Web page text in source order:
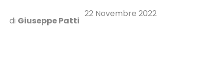
di Giuseppe Patti
22 Novembre 2022